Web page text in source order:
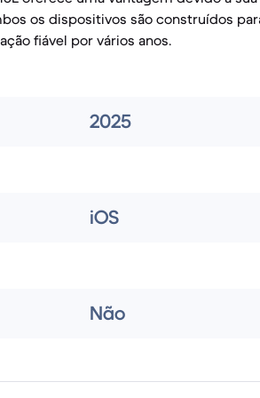
os dispositivos são construídos
fiável por vários anos.
2025
iOS
Não